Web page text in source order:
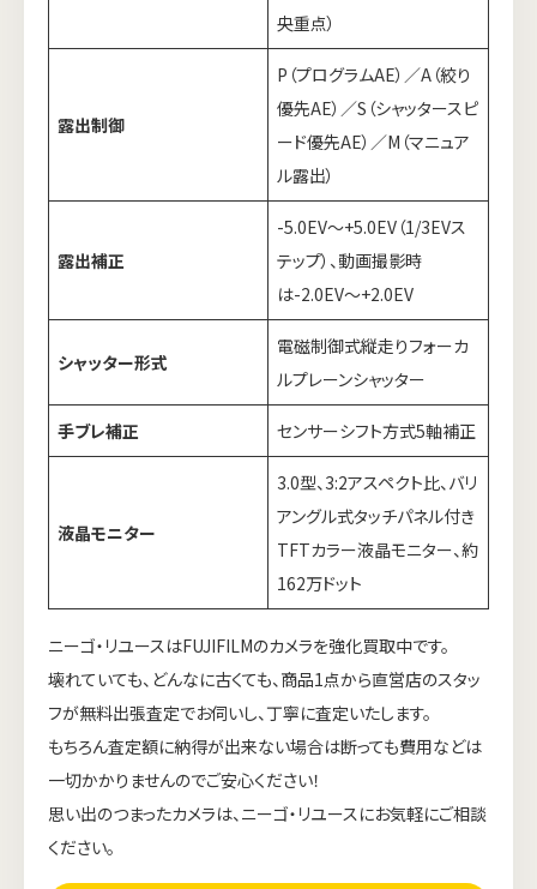
央重点）
露出制御
P（プログラムAE）／A（絞り
優先AE）／S（シャッタースピ
ード優先AE）／M（マニュア
ル露出）
露出補正
-5.0EV～+5.0EV（1/3EVス
テップ）、動画撮影時
は-2.0EV～+2.0EV
シャッター形式
電磁制御式縦走りフォーカ
ルプレーンシャッター
手ブレ補正 センサーシフト方式5軸補正
液晶モニター
3.0型、3:2アスペクト比、バリ
アングル式タッチパネル付き
TFTカラー液晶モニター、約
162万ドット
ニーゴ・リユースはFUJIFILMのカメラを強化買取中です。
壊れていても、どんなに古くても、商品1点から直営店のスタッ
フが無料出張査定でお伺いし、丁寧に査定いたします。
もちろん査定額に納得が出来ない場合は断っても費用などは
一切かかりませんのでご安心ください！
思い出のつまったカメラは、ニーゴ・リユースにお気軽にご相談
ください。